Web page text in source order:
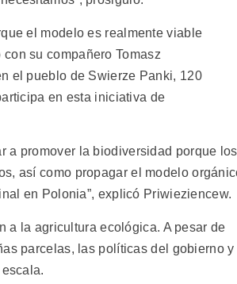
el modelo es realmente viable
su compañero Tomasz
el pueblo de Swierze Panki, 120
en esta iniciativa de
a promover la biodiversidad porque los
así como propagar el modelo
en Polonia”, explicó Priwieziencew.
a la agricultura ecológica. A pesar de
parcelas, las políticas del gobierno y